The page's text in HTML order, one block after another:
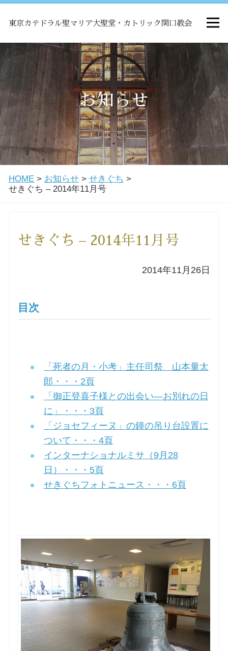
東京カテドラル聖マリア大聖堂・カトリック関口教会
HOME
ミサ
お知らせ
関口教会について
教会学校・中高生会
洗礼を希望される方
小池神父の講座
シスター中島の講座
教区カテキスタの講座
三田助祭の講座
オルガンメディテーション
ご利用にあたって
交通・アクセス
お知らせ
HOME> お知らせ> せきぐち >
せきぐち – 2014年11月号
せきぐち – 2014年11月号
2014年11月26日
目次
「死者の月・小考」主任司祭 山本量太
郎・・・2頁
「御正登喜子様との出会い―お別れの日
に」・・・3頁
「ジョセフィーヌ」の鐘の吊り台設置に
ついて・・・4頁
インターナショナルミサ（9月28
日）・・・5頁
せきぐちフォトニュース・・・6頁